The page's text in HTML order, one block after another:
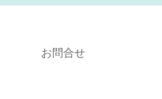
お問合せ